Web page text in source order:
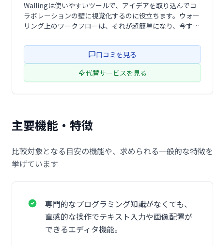
Wallingは使いやすいツールで、アイデアを取り込んでコ
ラボレーションの壁に視覚化するのに役立ちます。ウォー
リング上のワークフローは、それが超簡単になり、今すべ
口コミを見る
代替サービスを見る
主要機能・特徴
比較対象となる目安の機能や、求められる一般的な特徴を
挙げています
専門的なプログラミング知識がなくても、
直感的な操作でテキスト入力や画像配置が
できるエディタ機能。